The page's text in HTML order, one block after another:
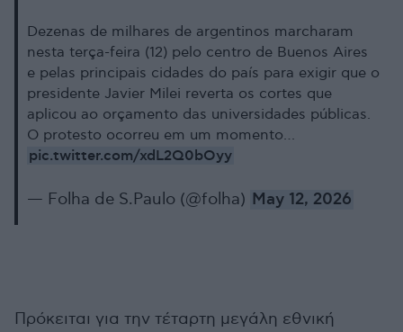
Dezenas de milhares de argentinos marcharam
nesta terça-feira (12) pelo centro de Buenos Aires
e pelas principais cidades do país para exigir que o
presidente Javier Milei reverta os cortes que
aplicou ao orçamento das universidades públicas.
O protesto ocorreu em um momento…
pic.twitter.com/xdL2Q0bOyy
— Folha de S.Paulo (@folha) May 12, 2026
Πρόκειται για την τέταρτη μεγάλη εθνική